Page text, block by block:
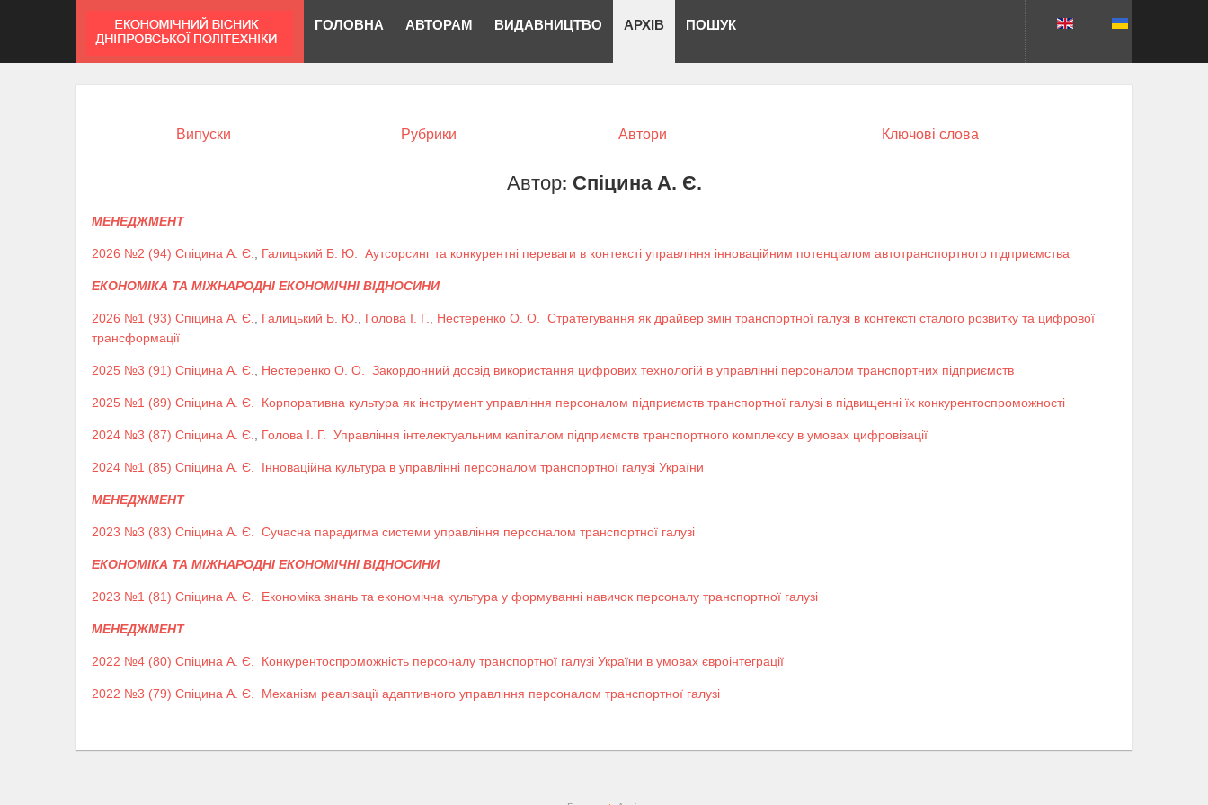
ГОЛОВНА АВТОРАМ ВИДАВНИЦТВО АРХІВ ПОШУК
Випуски Рубрики Автори Ключові слова
Автор: Спіцина А. Є.
МЕНЕДЖМЕНТ
2026 №2 (94) Спіцина А. Є. Галицький Б. Ю. Аутсорсинг та конкурентні переваги в контексті управління інноваційним потенціалом автотранспортного підприємства
ЕКОНОМІКА ТА МІЖНАРОДНІ ЕКОНОМІЧНІ ВІДНОСИНИ
2026 №1 (93) Спіцина А. Є. Галицький Б. Ю. Голова І. Г. Нестеренко О. О.
Стратегування як драйвер змін транспортної галузі в контексті сталого розвитку та цифрової
трансформації
2025 №3 (91) Спіцина А. Є. Нестеренко О. О. Закордонний досвід використання цифрових технологій в управлінні персоналом транспортних підприємств
2025 №1 (89) Спіцина А. Є. Корпоративна культура як інструмент управління персоналом підприємств транспортної галузі в підвищенні їх конкурентоспроможності
2024 №3 (87) Спіцина А. Є. Голова І. Г. Управління інтелектуальним капіталом підприємств транспортного комплексу в умовах цифровізації
2024 №1 (85) Спіцина А. Є. Інноваційна культура в управлінні персоналом транспортної галузі України
МЕНЕДЖМЕНТ
2023 №3 (83) Спіцина А. Є. Сучасна парадигма системи управління персоналом транспортної галузі
ЕКОНОМІКА ТА МІЖНАРОДНІ ЕКОНОМІЧНІ ВІДНОСИНИ
2023 №1 (81) Спіцина А. Є. Економіка знань та економічна культура у формуванні навичок персоналу транспортної галузі
МЕНЕДЖМЕНТ
2022 №4 (80) Спіцина А. Є. Конкурентоспроможність персоналу транспортної галузі України в умовах євроінтеграції
2022 №3 (79) Спіцина А. Є. Механізм реалізації адаптивного управління персоналом транспортної галузі